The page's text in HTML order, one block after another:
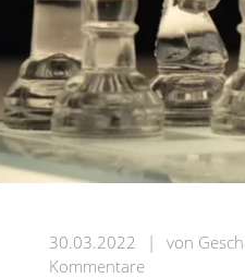
30.03.2022 | von
Kommentare